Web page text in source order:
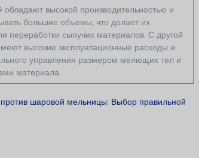
высокой производительностью и
большие объемы, что делает их
переработки сыпучих материалов. С другой
высокие эксплуатационные расходы и
управления размером мелющих тел и
материала.
шаровой мельницы: Выбор правильной